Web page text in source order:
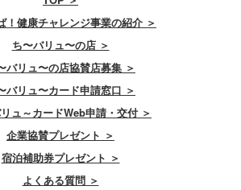
！健康チャレンジ事業の紹介 ＞
ち〜バリュ〜の店 ＞
バリュ〜の店協賛店募集 ＞
バリュ〜カード申請窓口 ＞
ュ～カードWeb申請・交付 ＞
企業協賛プレゼント ＞
宿泊補助券プレゼント ＞
よくある質問 ＞